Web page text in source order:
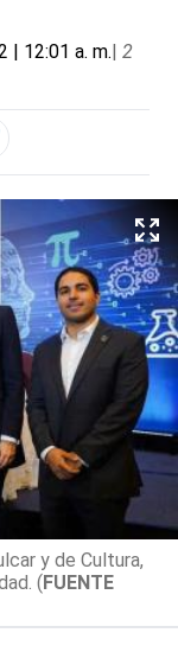
| 12:01 a. m.| 2
y de Cultura,
(FUENTE